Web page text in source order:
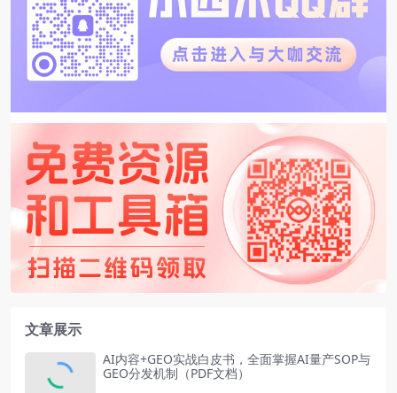
文章展示
AI内容+GEO实战白皮书，全面掌握AI量产SOP与
GEO分发机制（PDF文档）